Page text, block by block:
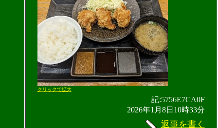
クリックで拡大
記:5756E7CA0F
2026年1月8日10時33分
返事を書く